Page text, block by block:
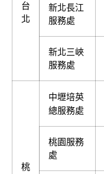
台
北
新北長江
服務處
新北三峽
服務處
桃
中壢培英
總服務處
桃園服務
處